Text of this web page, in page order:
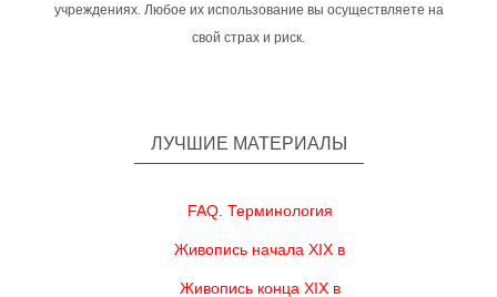
учреждениях. Любое их использование вы осуществляете на
свой страх и риск.
ЛУЧШИЕ МАТЕРИАЛЫ
FAQ. Терминология
Живопись начала XIX в
Живопись конца XIX в